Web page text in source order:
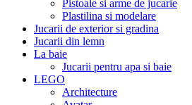
Pistoale si arme de jucarie
Plastilina si modelare
Jucarii de exterior si gradina
Jucarii din lemn
La baie
Jucarii pentru apa si baie
LEGO
Architecture